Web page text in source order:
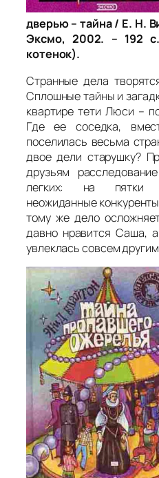
дверью – тайна / Е. Н.
Эксмо, 2002. – 192
котенок).
Странные дела
Сплошные тайны и
квартире тети Люси –
Где ее соседка,
поселилась весьма
двое дели старушку?
друзьям
легких: на пятки
неожиданные
тому же дело
давно нравится Саша,
увлеклась совсем